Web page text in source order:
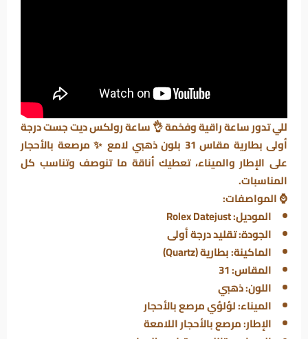
للي تدور ساعة راقية وفخمة 👌 ساعة رولكس ديت جست درجة
أولى بطارية مقاس 31 بلون ذهبي لامع ✨ مرصعة بالأحجار
على الإطار والميناء، تعطيك أناقة ما تنوصف وتناسب كل
المناسبات.
⌚المواصفات:
الموديل: Rolex Datejust
الجودة: تقليد درجة أولى
الماكينة: بطارية (Quartz)
المقاس: 31
اللون: ذهبي
الميناء: لؤلؤي مرصع بالأحجار
الإطار: مرصع بالأحجار اللامعة